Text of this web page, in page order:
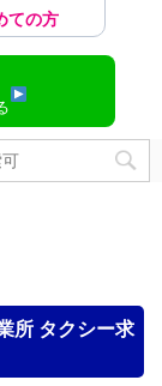
ての方
所 タクシー求